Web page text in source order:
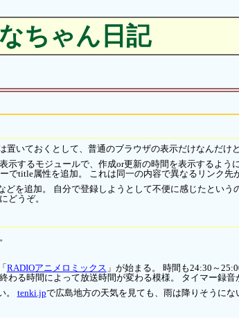
ちゃん日記
置いておくとして、普通のブラウザの表示だけなんだけ
示するモジュールで、作成or更新の時間を表示するよ
でtitle属性を追加。 これは同一の内容で異なるリンク先
どを追加。 自分で登録しようとして不便に感じたとい
どうぞ。
RADIOアニメロミックス 」が始まる。 時間も24:30～
る時間によって放送時間が変わる模様。 タイマー録音
。 tenki.jpで広島地方の天気を見ても、雨は降りそうに